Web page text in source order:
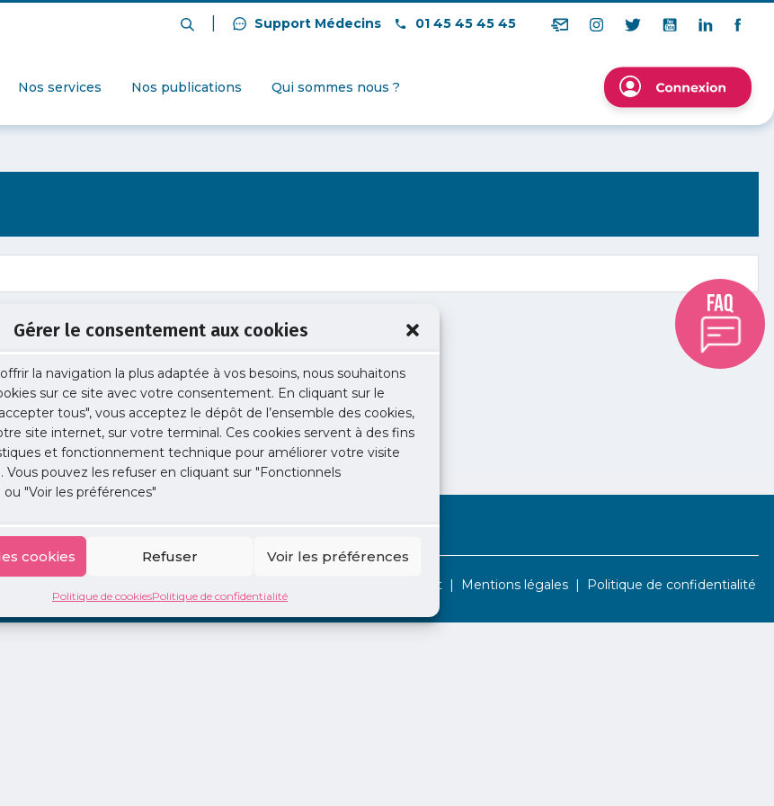
Gérer le consentement aux cookies
la navigation la plus adaptée à vos besoins, nous souhaitons
sur ce site avec votre consentement. En cliquant sur le
tous", vous acceptez le dépôt de l’ensemble des cookies,
site internet, sur votre terminal. Ces cookies servent à des fins
et fonctionnement technique pour améliorer votre visite
Vous pouvez les refuser en cliquant sur "Fonctionnels
"Voir les préférences"
cookies Refuser Voir les préférences
Politique de cookiesPolitique de confidentialité
Support Médecins 01 45 45 45 45
Nos services Nos publications Qui sommes nous ?
La Centrale 2 jours en libéral Adopte 1 Doc
Contact Mentions légales Politique de confidentialité